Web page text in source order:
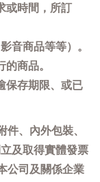
或時間，所訂
音商品等等）。
商品。
保存期限、或已
、內外包裝、
及取得實體發票
公司及關係企業